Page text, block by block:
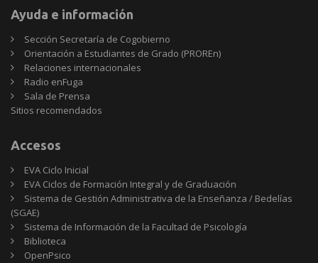
Ayuda e información
Sección Secretaría de Cogobierno
Orientación a Estudiantes de Grado (PROREn)
Relaciones internacionales
Radio enFuga
Sala de Prensa
Sitios
Sitios recomendados
Accesos
EVA Ciclo Inicial
EVA Ciclos de Formación Integral y de Graduación
Sistema de Gestión Administrativa de la Enseñanza / Bedelías
(SGAE)
Sistema de Información de la Facultad de Psicología
Biblioteca
OpenPsico